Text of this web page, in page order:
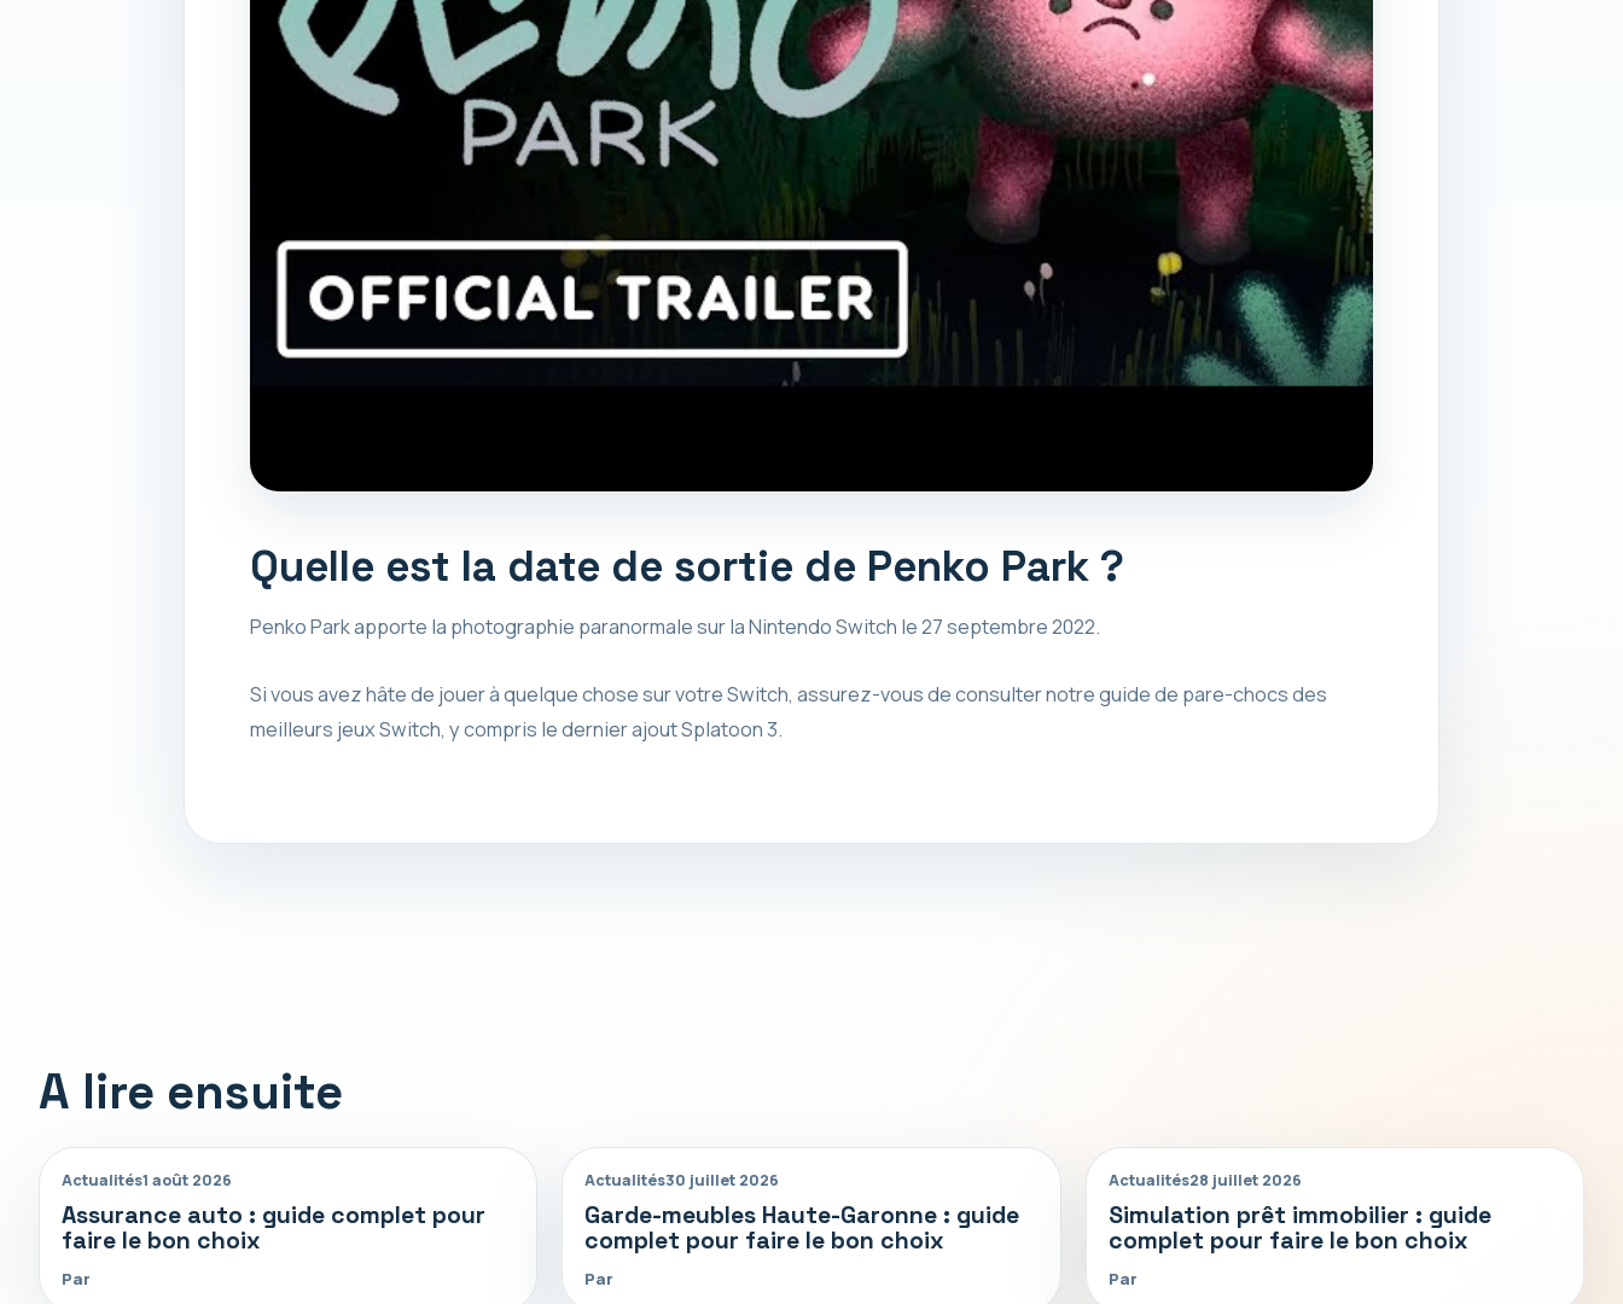
Quelle est la date de sortie de Penko Park ?
Penko Park apporte la photographie paranormale sur la Nintendo Switch le 27 septembre 2022.
Si vous avez hâte de jouer à quelque chose sur votre Switch, assurez-vous de consulter notre guide de pare-chocs des
meilleurs jeux Switch, y compris le dernier ajout Splatoon 3.
A lire ensuite
Actualités1 août 2026
Assurance auto : guide complet pour
faire le bon choix
Par
Actualités30 juillet 2026
Garde-meubles Haute-Garonne : guide
complet pour faire le bon choix
Par
Actualités28 juillet 2026
Simulation prêt immobilier : guide
complet pour faire le bon choix
Par